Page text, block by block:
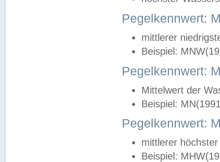
Pegelkennwert:
mittlerer
Beispiel:
Pegelkennwert:
Mittelwert der
Beispiel:
Pegelkennwert:
mittlerer
Beispiel: